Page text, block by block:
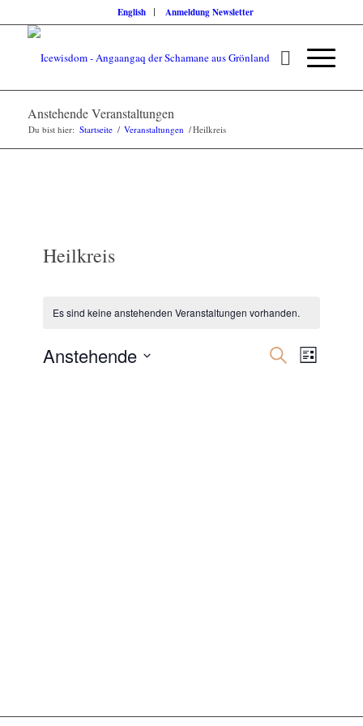
English Anmeldung Newsletter
Anstehende Veranstaltungen
Du bist hier: Startseite / Veranstaltungen /Heilkreis
Heilkreis
Es sind keine anstehenden Veranstaltungen vorhanden.
Suche Liste
Anstehende